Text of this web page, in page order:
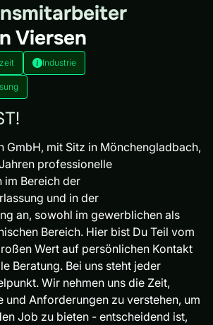
Viersen
Industrie
GmbH, mit Sitz in Mönchengladbach,
professionelle
im Bereich der
und in der
an, sowohl im gewerblichen als
Bereich. Hier bist Du Teil vom
Wert auf persönlichen Kontakt
Beratung. Bei uns steht jeder
Wir nehmen uns die Zeit,
und Anforderungen zu verstehen, um
Job zu bieten - entscheidend ist,